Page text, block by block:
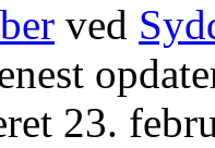
ved
23.